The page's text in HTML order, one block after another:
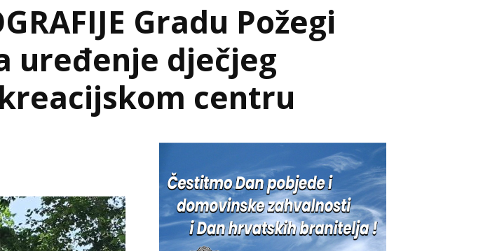
Gradu Požegi
uređenje dječjeg
centru